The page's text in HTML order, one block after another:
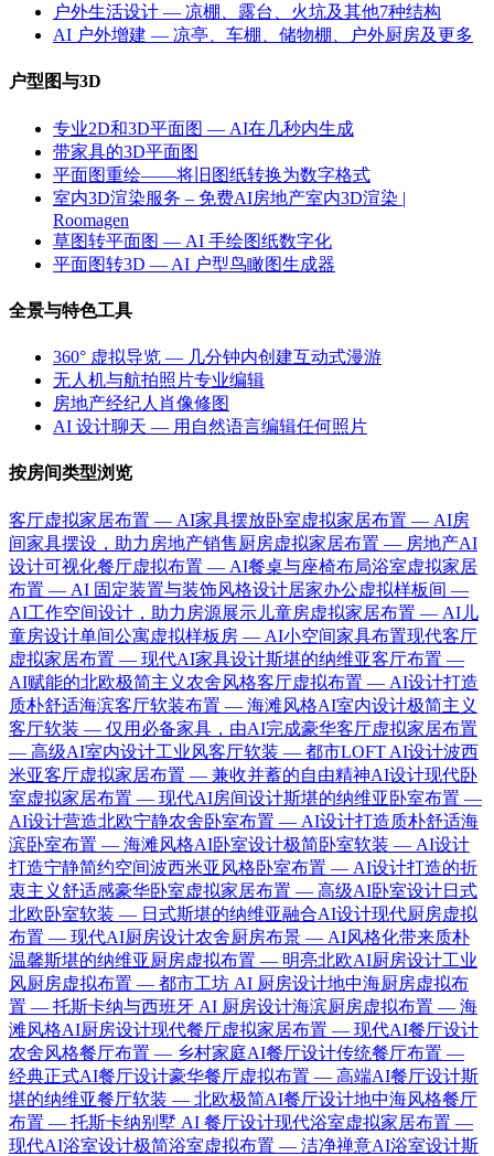
户外生活设计 — 凉棚、露台、火坑及其他7种结构
AI 户外增建 — 凉亭、车棚、储物棚、户外厨房及更多
户型图与3D
专业2D和3D平面图 — AI在几秒内生成
带家具的3D平面图
平面图重绘——将旧图纸转换为数字格式
室内3D渲染服务 – 免费AI房地产室内3D渲染 |
Roomagen
草图转平面图 — AI 手绘图纸数字化
平面图转3D — AI 户型鸟瞰图生成器
全景与特色工具
360° 虚拟导览 — 几分钟内创建互动式漫游
无人机与航拍照片专业编辑
房地产经纪人肖像修图
AI 设计聊天 — 用自然语言编辑任何照片
按房间类型浏览
客厅虚拟家居布置 — AI家具摆放卧室虚拟家居布置 — AI房
间家具摆设，助力房地产销售 厨房虚拟家居布置 — 房地产AI
设计可视化餐厅虚拟布置 — AI餐桌与座椅布局浴室虚拟家居
布置 — AI 固定装置与装饰风格设计居家办公虚拟样板间 —
AI工作空间设计，助力房源展示 儿童房虚拟家居布置 — AI儿
童房设计单间公寓虚拟样板房 — AI小空间家具布置现代客厅
虚拟家居布置 — 现代AI家具设计斯堪的纳维亚客厅布置 —
AI赋能的北欧极简主义农舍风格客厅虚拟布置 — AI设计打造
质朴舒适海滨客厅软装布置 — 海滩风格AI室内设计极简主义
客厅软装 — 仅用必备家具，由AI完成豪华客厅虚拟家居布置
— 高级AI室内设计工业风客厅软装 — 都市LOFT AI设计波西
米亚客厅虚拟家居布置 — 兼收并蓄的自由精神AI设计现代卧
室虚拟家居布置 — 现代AI房间设计斯堪的纳维亚卧室布置 —
AI设计营造北欧宁静农舍卧室布置 — AI设计打造质朴舒适海
滨卧室布置 — 海滩风格AI卧室设计极简卧室软装 — AI设计
打造宁静简约空间波西米亚风格卧室布置 — AI设计打造的折
衷主义舒适感豪华卧室虚拟家居布置 — 高级AI卧室设计日式
北欧卧室软装 — 日式斯堪的纳维亚融合AI设计现代厨房虚拟
布置 — 现代AI厨房设计农舍厨房布景 — AI风格化带来质朴
温馨斯堪的纳维亚厨房虚拟布置 — 明亮北欧AI厨房设计工业
风厨房虚拟布置 — 都市工坊 AI 厨房设计地中海厨房虚拟布
置 — 托斯卡纳与西班牙 AI 厨房设计海滨厨房虚拟布置 — 海
滩风格AI厨房设计现代餐厅虚拟家居布置 — 现代AI餐厅设计
农舍风格餐厅布置 — 乡村家庭AI餐厅设计传统餐厅布置 —
经典正式AI餐厅设计豪华餐厅虚拟布置 — 高端AI餐厅设计斯
堪的纳维亚餐厅软装 — 北欧极简AI餐厅设计地中海风格餐厅
布置 — 托斯卡纳别墅 AI 餐厅设计现代浴室虚拟家居布置 —
现代AI浴室设计极简浴室虚拟布置 — 洁净禅意AI浴室设计斯